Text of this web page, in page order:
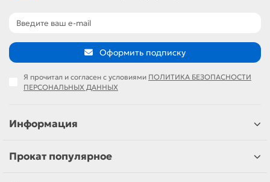
Оформить подписку
Я прочитал и согласен с условиями ПОЛИТИКА БЕЗОПАСНОСТИ
ПЕРСОНАЛЬНЫХ ДАННЫХ
Информация
Прокат популярное